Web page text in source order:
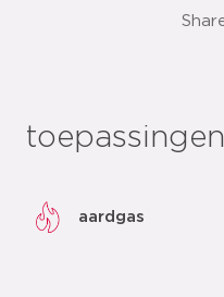
toepassingen
aardgas